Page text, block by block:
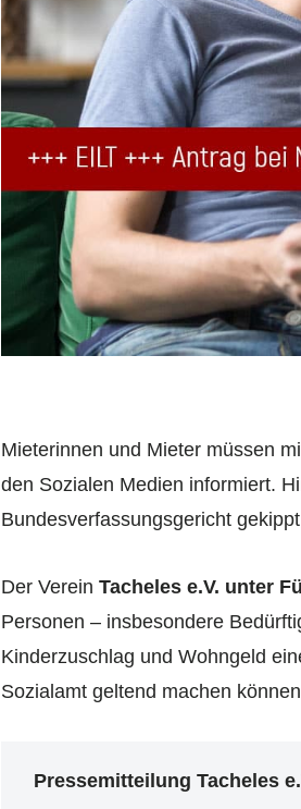
Mieterinnen und Mieter müssen
den Sozialen Medien informiert.
Bundesverfassungsgericht
Der Verein Tacheles e.V. unter
Personen – insbesondere
Kinderzuschlag und Wohngeld
Sozialamt geltend machen
Pressemitteilung Tacheles